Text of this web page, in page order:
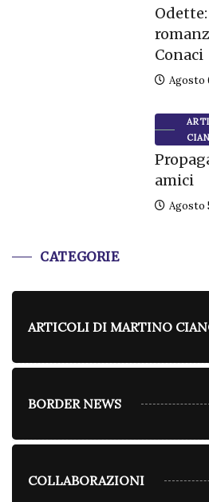
Conaci
Agosto
amici
Agosto
CATEGORIE
ARTICOLI DI MARTINO
BORDER NEWS
COLLABORAZIONI